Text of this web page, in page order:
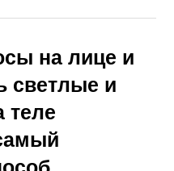
на лице и
светлые и
теле